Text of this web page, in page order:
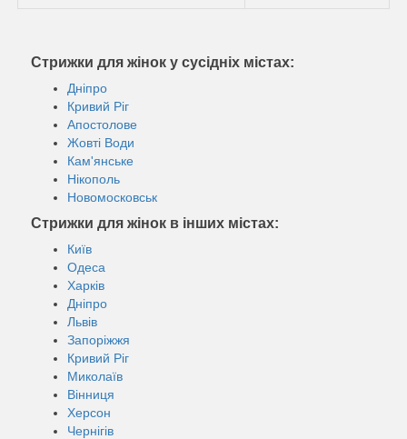
Стрижки для жінок у сусідніх містах:
Дніпро
Кривий Ріг
Апостолове
Жовті Води
Кам'янське
Нікополь
Новомосковськ
Стрижки для жінок в інших містах:
Київ
Одеса
Харків
Дніпро
Львів
Запоріжжя
Кривий Ріг
Миколаїв
Вінниця
Херсон
Чернігів